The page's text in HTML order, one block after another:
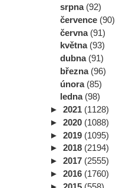
srpna (92)
července (90)
června (91)
května (93)
dubna (91)
března (96)
února (85)
ledna (98)
► 2021 (1128)
► 2020 (1088)
► 2019 (1095)
► 2018 (2194)
► 2017 (2555)
► 2016 (1760)